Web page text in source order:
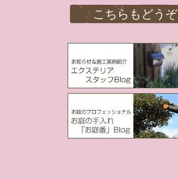
こちらもどうぞ